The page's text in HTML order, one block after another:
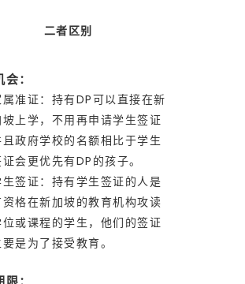
二者区别
：
属准证：持有DP可以直接在新
坡上学，不用再申请学生签证
且政府学校的名额相比于学生
会更优先有DP的孩子。
生签证：持有学生签证的人是
资格在新加坡的教育机构攻读
位或课程的学生，他们的签证
是为了接受教育。